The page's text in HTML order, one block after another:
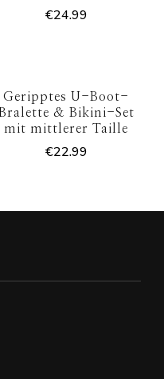
€24.99
Geripptes U-Boot-
Bralette & Bikini-Set
mit mittlerer Taille
€22.99